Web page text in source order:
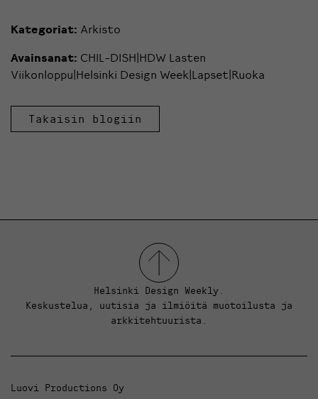
Kategoriat: Arkisto
Avainsanat: CHIL-DISH|HDW Lasten
Viikonloppu|Helsinki Design Week|Lapset|Ruoka
Takaisin blogiin
Helsinki Design Weekly.
Keskustelua, uutisia ja ilmiöitä muotoilusta ja
arkkitehtuurista.
Luovi Productions Oy